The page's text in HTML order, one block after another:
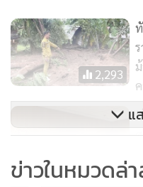
ใช้มาตราส่วนแผนที่ 1 ต่อ
ใช้กันอยู่ ไม่ใช่ 1 ต่อ 2 แสน
พื้นที่ให้กับกัมพูชาเรื่อยมา
นพ.วีระพันธ์ สุวรรณนามัย
Veerapun Suvannamai เ
คณะรัฐมนตรีทุกท่าน
2,293
แ
ข่าวในหมวดล่